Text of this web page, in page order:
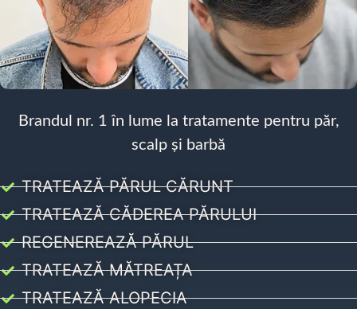
Brandul nr. 1 în lume la tratamente pentru păr,
scalp și barbă
TRATEAZĂ PĂRUL CĂRUNT
TRATEAZĂ CĂDEREA PĂRULUI
REGENEREAZĂ PĂRUL
TRATEAZĂ MĂTREAȚA
TRATEAZĂ ALOPECIA